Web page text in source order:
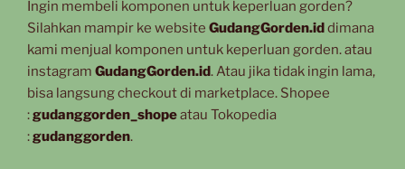
Ingin membeli komponen untuk keperluan gorden?
Silahkan mampir ke website GudangGorden.iddimana
kami menjual komponen untuk keperluan gorden. atau
instagram GudangGorden.id. Atau jika tidak ingin lama,
bisa langsung checkout di marketplace. Shopee
:gudanggorden_shopeatau Tokopedia
:gudanggorden.